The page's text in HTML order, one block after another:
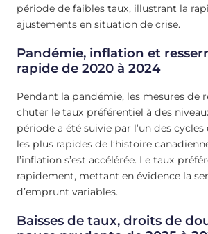
période de faibles taux, illustrant la
ajustements en situation de crise.
Pandémie, inflation et
rapide de 2020 à 2024
Pendant la pandémie, les mesures de
chuter le taux préférentiel à des
période a été suivie par l’un des
les plus rapides de l’histoire
l’inflation s’est accélérée. Le taux
rapidement, mettant en évidence la
d’emprunt variables.
Baisses de taux, droits de